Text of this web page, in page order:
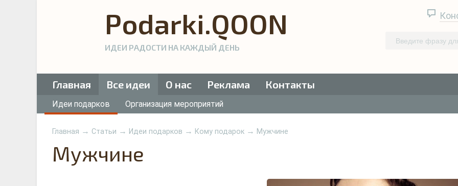
Podarki.QOON
ИДЕИ РАДОСТИ НА КАЖДЫЙ ДЕНЬ
Главная Все идеи О нас Реклама Контакты
Идеи подарков Организация мероприятий
Главная → Статьи → Идеи подарков → Кому подарок → Мужчине
Мужчине